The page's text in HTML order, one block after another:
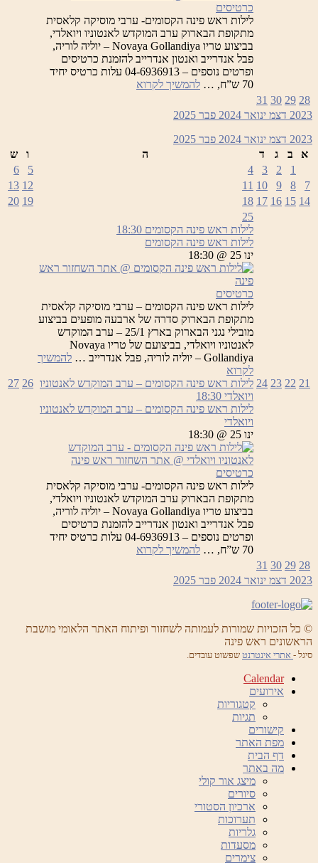
כרטיסים
לילות ראש פינה הקסומים- ערבי מוסיקה קלאסית
מתקופת הבארוק ערב המוקדש לאנטוניו ויואלדי,
בביצוע טריו Novaya Gollandiya – יוליה לוריה,
פבל אנדרייב ואנטון אנדרייב להזמנת כרטיסים
ופרטים נוספים – 04-6936913 עלות כרטיס יחיד
70 ש”ח, …
להמשיך לקרוא
28
29
30
31
2023 דצמ ינואר 2024 פבר 2025
2023 דצמ ינואר 2024 פבר 2025
א
ב ג ד ה ו
ש
1
2
3
4
5
6
7
8
9
10
11
12
13
14
15
16
17
18
19
20
21
22
23
24
25
לילות ראש פינה הקסומים 18:30
לילות ראש פינה הקסומים
ינו 25 @ 18:30
כרטיסים
לילות ראש פינה הקסומים – ערבי מוסיקה קלאסית
מתקופת הבארוק סדרה של ארבעה מופעים בביצוע
מובילי נגני הבארוק בארץ 25/1 – ערב המוקדש
לאנטוניו ויואלדי, בביצועם של טריו Novaya
Gollandiya – יוליה לוריה, פבל אנדרייב …
להמשיך
לקרוא
ראש
פינה
הקסומים
לילות ראש פינה הקסומים – ערב המוקדש לאנטוניו
ויואלדי 18:30
לילות ראש פינה הקסומים – ערב המוקדש לאנטוניו
ויואלדי
ינו 25 @ 18:30
כרטיסים
לילות ראש פינה הקסומים- ערבי מוסיקה קלאסית
מתקופת הבארוק ערב המוקדש לאנטוניו ויואלדי,
בביצוע טריו Novaya Gollandiya – יוליה לוריה,
פבל אנדרייב ואנטון אנדרייב להזמנת כרטיסים
ופרטים נוספים – 04-6936913 עלות כרטיס יחיד
70 ש”ח, …
להמשיך לקרוא
המוקדש
26
27
28
29
30
31
2023 דצמ ינואר 2024 פבר 2025
© כל הזכויות שמורות לעמותה לשחזור ופיתוח האתר הלאומי מושבת
הראשונים ראש פינה
סיגל - אתרי אינטרנט שפשוט עובדים.
Calendar
אירועים
קטגוריות
תגיות
קישורים
מפת האתר
דף הבית
מה באתר
מיצג אור קולי
סיורים
ארכיון הסטורי
תערוכות
גלריות
מסעדות
צימרים